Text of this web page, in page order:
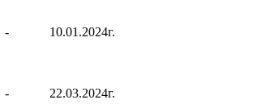
- 10.01.2024г.
- 22.03.2024г.